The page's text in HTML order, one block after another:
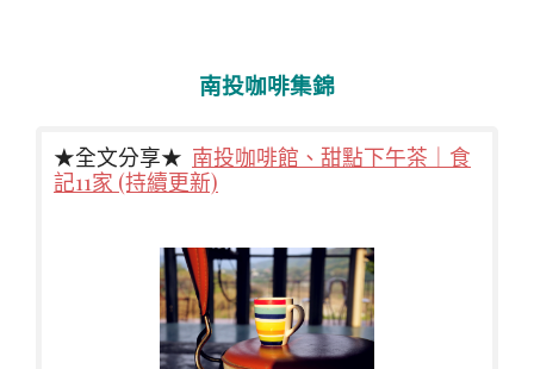
南投咖啡集錦
★全文分享★ 南投咖啡館、甜點下午茶｜食
記11家 (持續更新)